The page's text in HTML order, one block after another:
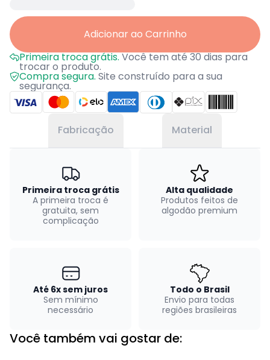
Adicionar ao Carrinho
Primeira troca grátis.Você tem até 30 dias para
trocar o produto.
Compra segura. Site construído para a sua
segurança.
Fabricação Material
Primeira troca grátis
A primeira troca é
gratuita, sem
complicação
Alta qualidade
Produtos feitos de
algodão premium
Até 6x sem juros
Sem mínimo
necessário
Todo o Brasil
Envio para todas
regiões brasileiras
Você também vai gostar de: